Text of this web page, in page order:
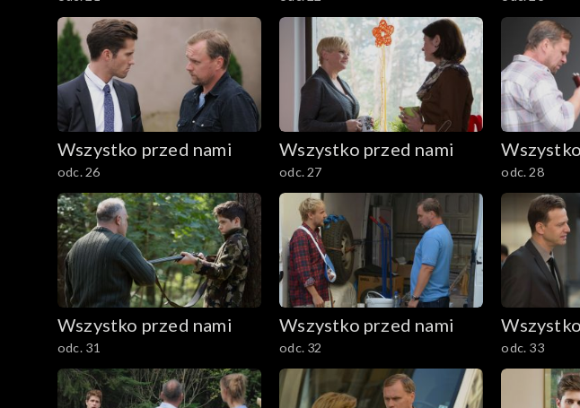
Wszystko przed nami
odc. 26
Wszystko przed nami
odc. 27 odc. 28
Wszystko przed nami
odc. 31
Wszystko przed nami
odc. 32 odc. 33